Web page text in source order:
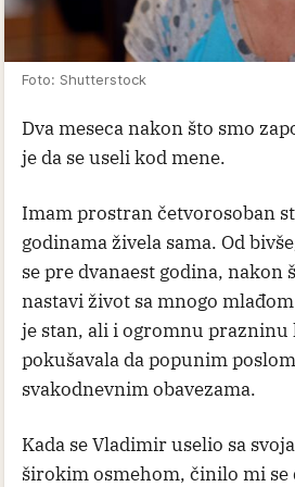
Foto: Shutterstock
Dva meseca nakon što smo
je da se useli kod mene.
Imam prostran četvorosoban
godinama živela sama. Od
se pre dvanaest godina, nakon
nastavi život sa mnogo
je stan, ali i ogromnu prazninu
pokušavala da popunim
svakodnevnim obavezama.
Kada se Vladimir uselio sa
širokim osmehom, činilo mi se